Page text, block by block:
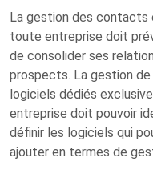
La gestion des contacts
toute entreprise doit
de consolider ses
prospects. La gestion
logiciels dédiés
entreprise doit pouvoir
définir les logiciels qui
ajouter en termes de